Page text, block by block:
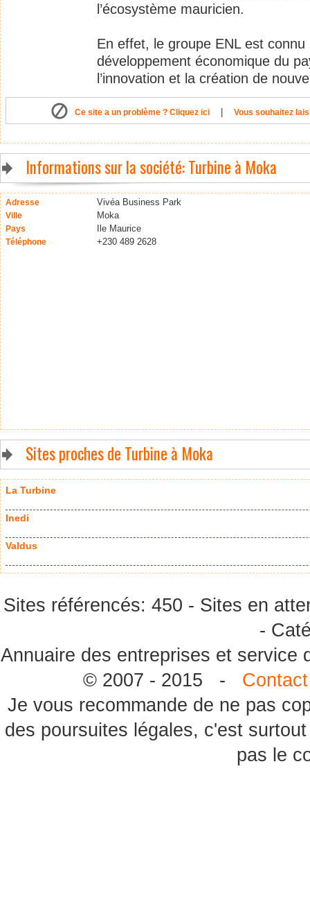
l’écosystème mauricien.
En effet, le groupe ENL est
développement économique du
l’innovation et la création de
Ce site a un problème ? Cliquez ici Vous souhaitez
Informations sur la société: Turbine à Moka
Adresse Vivéa Business Park
Ville Moka
Pays Ile Maurice
Téléphone +230 489 2628
Sites proches de Turbine à Moka
La Turbine
Inedi
Valdus
Sites référencés: 450 - Sites en
-
Annuaire des entreprises et
© 2007 - 2015 - Contact
Je vous recommande de ne pas
des poursuites légales, c'est
pas le